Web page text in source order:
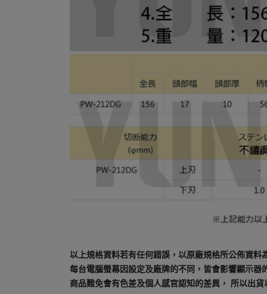
以上規格資料若有任何錯誤，以原廠規格所公佈資料
每台電腦螢幕因設定及廠牌的不同，皆會影響顯示器
商品難免會有色差及個人感官認知的差異， 所以出